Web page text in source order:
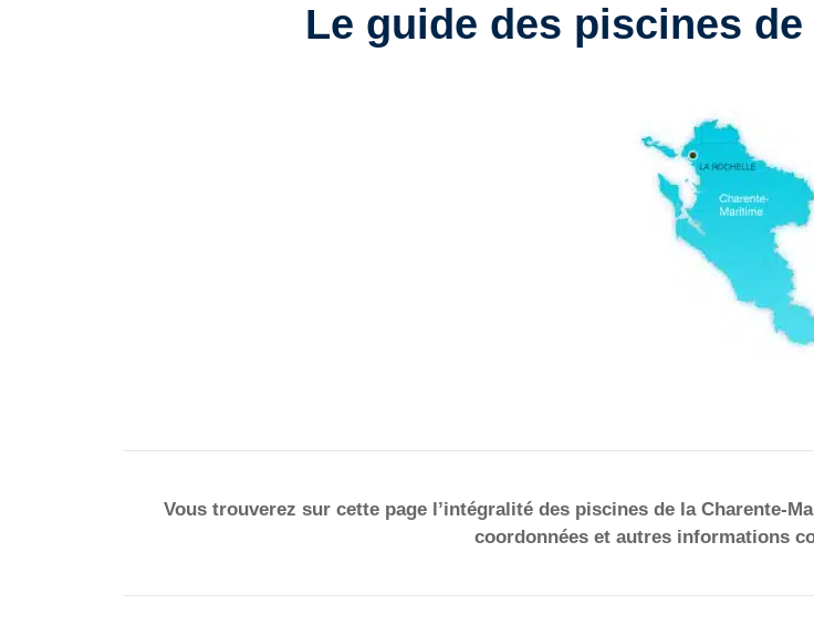
Le guide des piscines
Vous trouverez sur cette page l’intégralité des piscines de la Charente-
coordonnées et autres informations